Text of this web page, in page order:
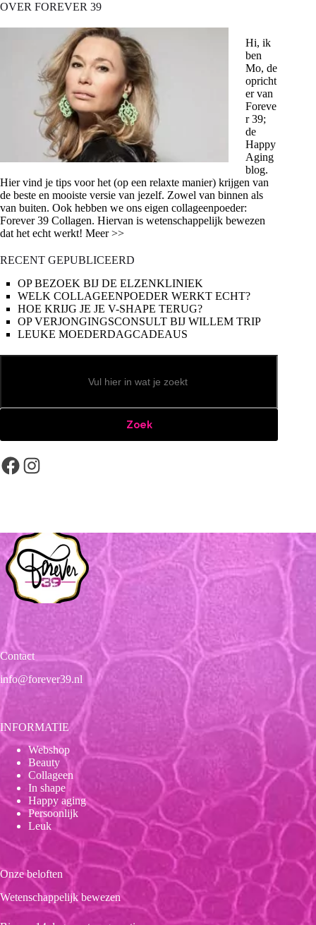
OVER FOREVER 39
Hi, ik
ben
Mo, de
opricht
er van
Foreve
r 39;
de
Happy
Aging
blog.
Hier vind je tips voor het (op een relaxte manier) krijgen van
de beste en mooiste versie van jezelf. Zowel van binnen als
van buiten. Ook hebben we ons eigen collageenpoeder:
Forever 39 Collagen. Hiervan is wetenschappelijk bewezen
dat het echt werkt! Meer >>
RECENT GEPUBLICEERD
OP BEZOEK BIJ DE ELZENKLINIEK
WELK COLLAGEENPOEDER WERKT ECHT?
HOE KRIJG JE JE V-SHAPE TERUG?
OP VERJONGINGSCONSULT BIJ WILLEM TRIP
LEUKE MOEDERDAGCADEAUS
Zoeken
Zoek
Facebook
Instagram
Contact
info@forever39.nl
INFORMATIE
Webshop
Beauty
Collageen
In shape
Happy aging
Persoonlijk
Leuk
Onze beloften
Wetenschappelijk bewezen